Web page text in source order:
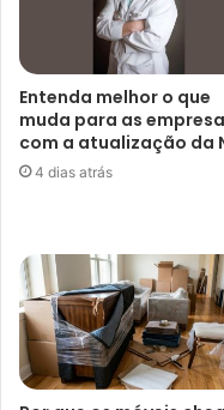
Entenda melhor o que
muda para as
com a atualização da
4 dias atrás